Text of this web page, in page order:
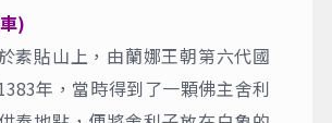
Luang
於清邁古城的中央，始建於1411
清邁最大的舍利塔，故又名“大